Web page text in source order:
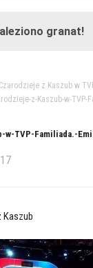
granat!
Czarodzieje z Kaszub w
z-Kaszub-w-TVP-
w-TVP-Familiada.-
Kaszub